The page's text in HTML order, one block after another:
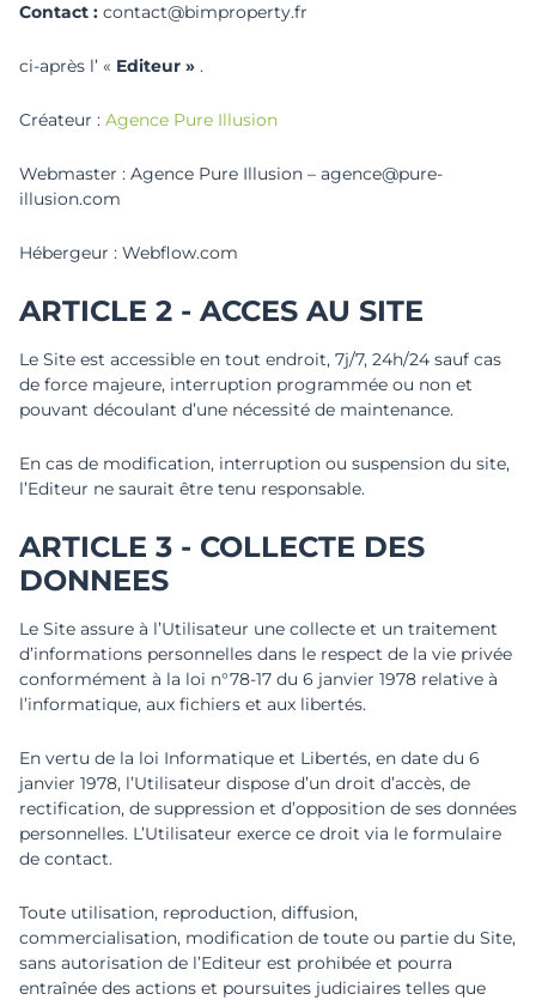
Contact : contact@bimproperty.fr
ci-après l’ « Editeur » .
Créateur : Agence Pure Illusion
Webmaster : Agence Pure Illusion – agence@pure-
illusion.com
Hébergeur : Webflow.com
ARTICLE 2 - ACCES AU SITE
Le Site est accessible en tout endroit, 7j/7, 24h/24 sauf cas
de force majeure, interruption programmée ou non et
pouvant découlant d’une nécessité de maintenance.
En cas de modification, interruption ou suspension du site,
l’Editeur ne saurait être tenu responsable.
ARTICLE 3 - COLLECTE DES
DONNEES
Le Site assure à l’Utilisateur une collecte et un traitement
d’informations personnelles dans le respect de la vie privée
conformément à la loi n°78-17 du 6 janvier 1978 relative à
l’informatique, aux fichiers et aux libertés.
En vertu de la loi Informatique et Libertés, en date du 6
janvier 1978, l’Utilisateur dispose d’un droit d’accès, de
rectification, de suppression et d’opposition de ses données
personnelles. L’Utilisateur exerce ce droit via le formulaire
de contact.
Toute utilisation, reproduction, diffusion,
commercialisation, modification de toute ou partie du Site,
sans autorisation de l’Editeur est prohibée et pourra
entraînée des actions et poursuites judiciaires telles que